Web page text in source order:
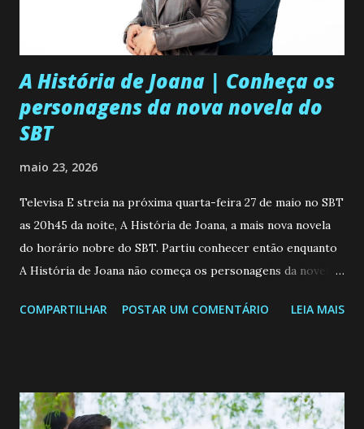
A História de Joana | Conheça os
personagens da nova novela do
SBT
maio 23, 2026
Televisa E streia na próxima quarta-feira 27 de maio no SBT
as 20h45 da noite, A História de Joana, a mais nova novela
do horário nobre do SBT. Partiu conhecer então enquanto
A História de Joana não começa os personagens da novela?
de 25/05/26 a 31/05/26 JOANA GUADALUPE (Camila
permanecer virgem até encontrar o homem que realmente
COMPARTILHAR POSTAR UM COMENTÁRIO LEIA MAIS